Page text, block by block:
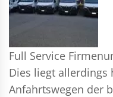
Full Service
Dies liegt allerdings
Anfahrtswegen der